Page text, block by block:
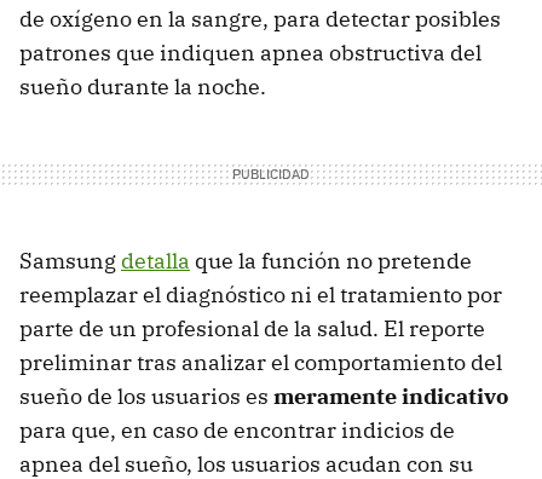
de oxígeno en la sangre, para detectar posibles
patrones que indiquen apnea obstructiva del
sueño durante la noche.
Samsung detalla que la función no pretende
reemplazar el diagnóstico ni el tratamiento por
parte de un profesional de la salud. El reporte
preliminar tras analizar el comportamiento del
sueño de los usuarios es meramente indicativo
para que, en caso de encontrar indicios de
apnea del sueño, los usuarios acudan con su